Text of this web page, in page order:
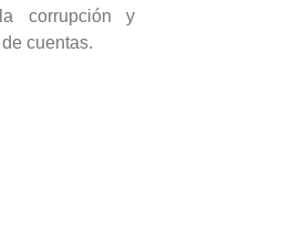
corrupción y
cuentas.